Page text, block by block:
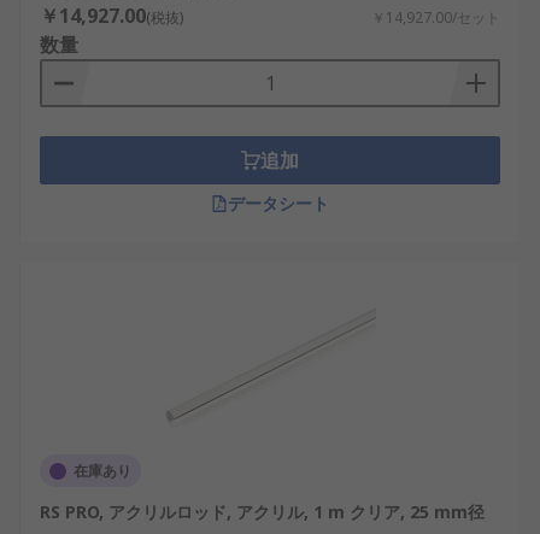
￥14,927.00(税抜) ￥14,927.00/セット
数量
追加
データシート
在庫あり
RS PRO, アクリルロッド, アクリル, 1 m クリア, 25 mm径